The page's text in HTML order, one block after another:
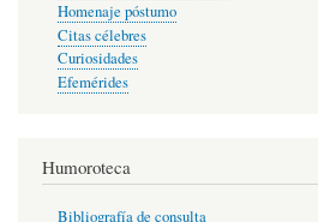
Homenaje póstumo
Citas célebres
Curiosidades
Efemérides
Humoroteca
Bibliografía de consulta